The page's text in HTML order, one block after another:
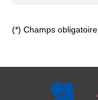
(*) Champs obligatoire